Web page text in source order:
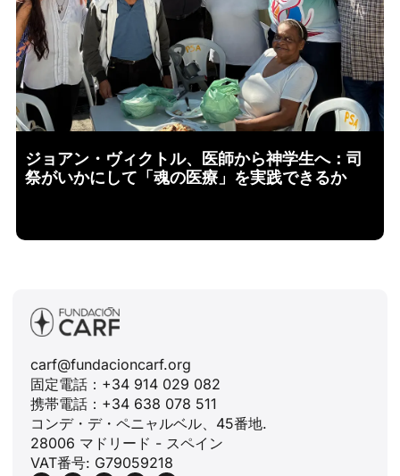
ジョアン・ヴィクトル、医師から神学生へ：司
祭がいかにして「魂の医療」を実践できるか
carf@fundacioncarf.org
固定電話：+34 914 029 082
携帯電話：+34 638 078 511
コンデ・デ・ペニャルベル、45番地.
28006 マドリード - スペイン
VAT番号: G79059218